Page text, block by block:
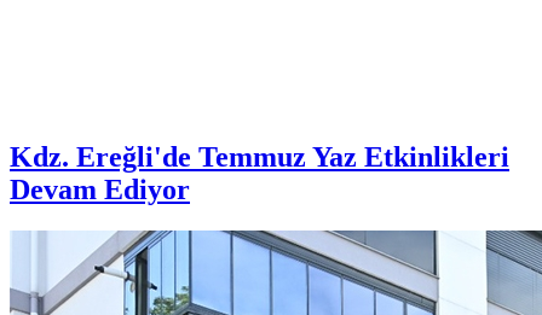
Kdz. Ereğli'de Temmuz Yaz Etkinlikleri
Devam Ediyor